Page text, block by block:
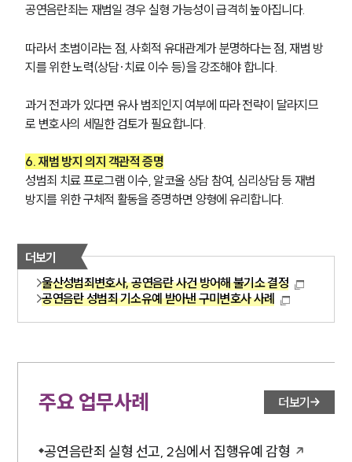
공연음란죄는 재범일 경우 실형 가능성이 급격히 높아집니다.
따라서 초범이라는 점, 사회적 유대관계가 분명하다는 점, 재범 방
지를 위한 노력(상담·치료 이수 등)을 강조해야 합니다.
과거 전과가 있다면 유사 범죄인지 여부에 따라 전략이 달라지므
로 변호사의 세밀한 검토가 필요합니다.
6. 재범 방지 의지 객관적 증명
성범죄 치료 프로그램 이수, 알코올 상담 참여, 심리상담 등 재범
방지를 위한 구체적 활동을 증명하면 양형에 유리합니다.
더보기
울산성범죄변호사, 공연음란 사건 방어해 불기소 결정
공연음란 성범죄 기소유예 받아낸 구미변호사 사례
주요 업무사례 더보기
공연음란죄 실형 선고, 2심에서 집행유예 감형